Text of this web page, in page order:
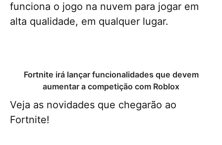
funciona o jogo na nuvem para jogar em
alta qualidade, em qualquer lugar.
Fortnite irá lançar funcionalidades que devem
aumentar a competição com Roblox
Veja as novidades que chegarão ao
Fortnite!